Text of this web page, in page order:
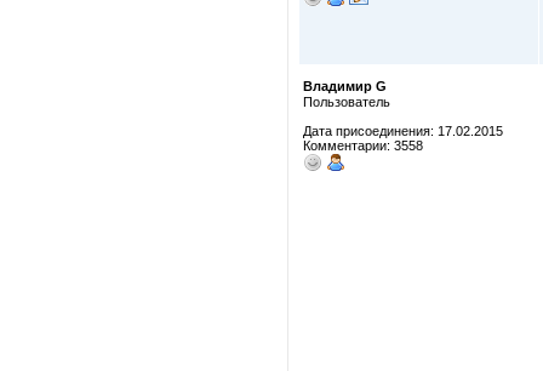
Владимир G
Пользователь
Дата присоединения: 17.02.2015
Комментарии: 3558